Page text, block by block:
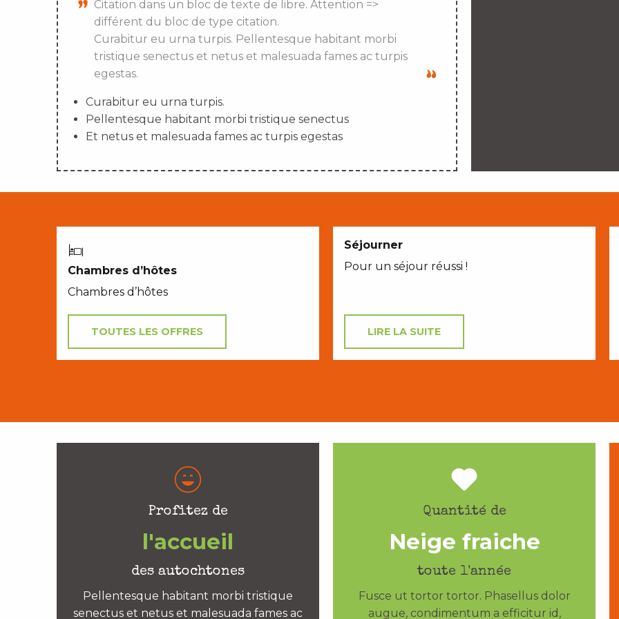
Citation dans un bloc de texte de libre. Attention =>
différent du bloc de type citation.
Curabitur eu urna turpis. Pellentesque habitant morbi
tristique senectus et netus et malesuada fames ac turpis
egestas.
Curabitur eu urna turpis.
Pellentesque habitant morbi tristique senectus
Et netus et malesuada fames ac turpis egestas
Chambres d’hôtes
Chambres d’hôtes
TOUTES LES OFFRES
Séjourner
Pour un séjour réussi !
LIRE LA SUITE
Profitez de
l'accueil
des autochtones
Pellentesque habitant morbi tristique
senectus et netus et malesuada fames ac
Quantité de
Neige fraiche
toute l'année
Fusce ut tortor tortor. Phasellus dolor
augue, condimentum a efficitur id,